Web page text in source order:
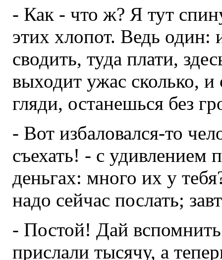
- Как - что ж? Я тут
этих хлопот. Ведь один:
сводить, туда плати,
выходит ужас сколько,
гляди, останешься без
- Вот избаловался-то
съехать! - с удивлением
деньгах: много их у
надо сейчас послать;
- Постой! Дай
прислали тысячу, а